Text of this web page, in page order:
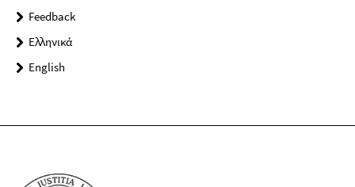
Feedback
Ελληνικά
English